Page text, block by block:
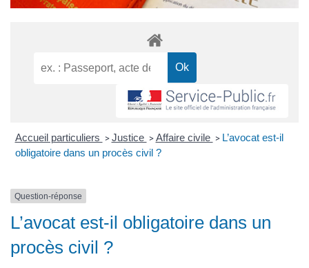
Accueil particuliers > Justice > Affaire civile > L’avocat est-il
obligatoire dans un procès civil ?
Question-réponse
L’avocat est-il obligatoire dans un
procès civil ?